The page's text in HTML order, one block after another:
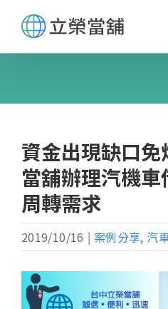
content
資金出現缺口
當舖辦理汽機
周轉需求
2019/10/16 | 案例分享, 汽